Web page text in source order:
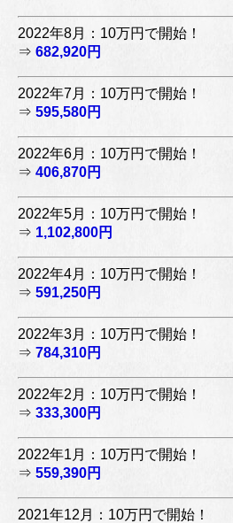
2022年8月：10万円で開始！
⇒ 682,920円
2022年7月：10万円で開始！
⇒ 595,580円
2022年6月：10万円で開始！
⇒ 406,870円
2022年5月：10万円で開始！
⇒ 1,102,800円
2022年4月：10万円で開始！
⇒ 591,250円
2022年3月：10万円で開始！
⇒ 784,310円
2022年2月：10万円で開始！
⇒ 333,300円
2022年1月：10万円で開始！
⇒ 559,390円
2021年12月：10万円で開始！